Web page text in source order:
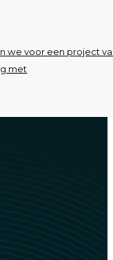
we voor een project
met